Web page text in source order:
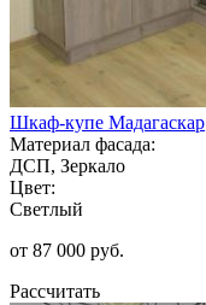
Шкаф-купе Мадагаскар
Материал фасада:
ДСП, Зеркало
Цвет:
Светлый
от 87 000 руб.
Рассчитать